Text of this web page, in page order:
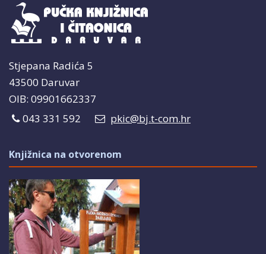
Stjepana Radića 5
43500 Daruvar
OIB: 09901662337
043 331 592
pkic@bj.t-com.hr
Knjižnica na otvorenom